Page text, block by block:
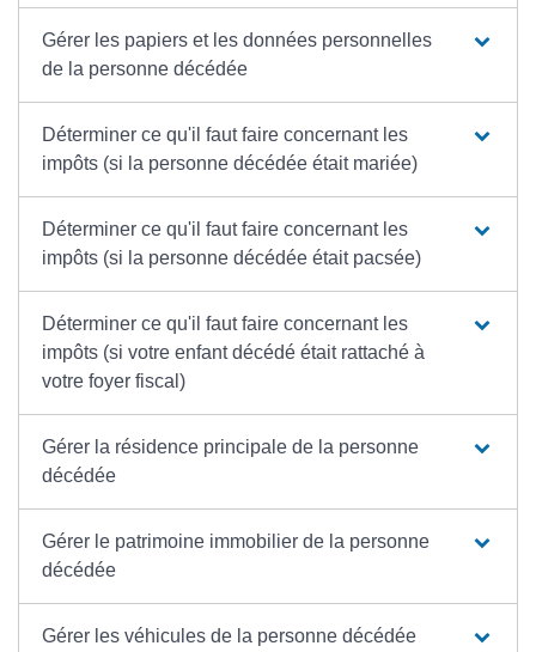
Gérer les papiers et les données personnelles
de la personne décédée
Déterminer ce qu'il faut faire concernant les
impôts (si la personne décédée était mariée)
Déterminer ce qu'il faut faire concernant les
impôts (si la personne décédée était pacsée)
Déterminer ce qu'il faut faire concernant les
impôts (si votre enfant décédé était rattaché à
votre foyer fiscal)
Gérer la résidence principale de la personne
décédée
Gérer le patrimoine immobilier de la personne
décédée
Gérer les véhicules de la personne décédée